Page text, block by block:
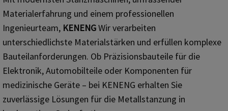
Materialerfahrung und einem professionellen
Ingenieurteam, KENENGWir verarbeiten
unterschiedlichste Materialstärken und erfüllen komplexe
Bauteilanforderungen. Ob Präzisionsbauteile für die
Elektronik, Automobilteile oder Komponenten für
medizinische Geräte – bei KENENG erhalten Sie
zuverlässige Lösungen für die Metallstanzung in